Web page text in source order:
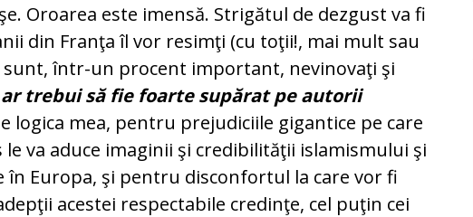
Oroarea este imensă. Strigătul de dezgust va fi
din Franţa îl vor resimţi (cu toţii!, mai mult sau
sunt, într-un procent important, nevinovaţi şi
trebui să fie foarte supărat pe autorii
logica mea, pentru prejudiciile gigantice pe care
va aduce imaginii şi credibilităţii islamismului şi
în Europa, şi pentru disconfortul la care vor fi
acestei respectabile credinţe, cel puţin cei